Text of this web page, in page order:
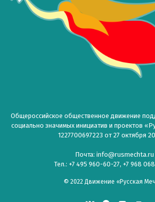
Общероссийское общественное движение
социально значимых инициатив и проектов
1227700697223 от 27 октября
Почта: info@rusmechta.ru
Тел.: +7 495 960-60-27, +7 968
© 2022 Движение «Русская